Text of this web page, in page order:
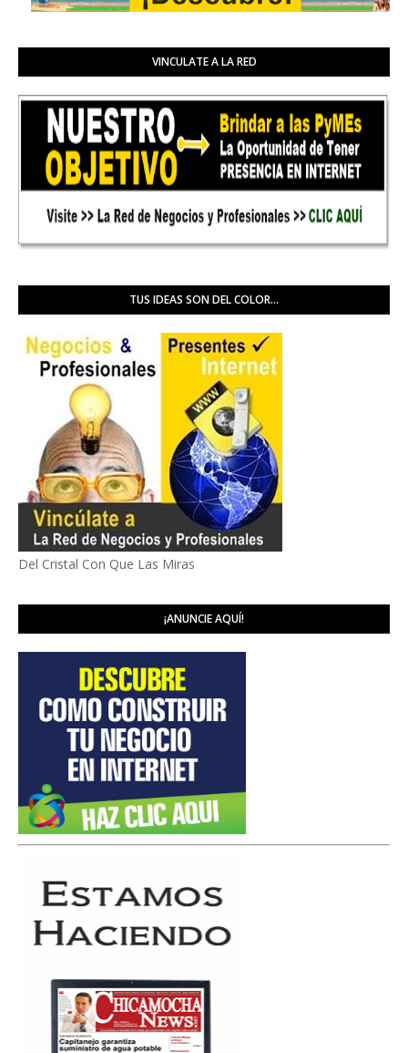
VINCULATE A LA RED
TUS IDEAS SON DEL COLOR...
Del Cristal Con Que Las Miras
¡ANUNCIE AQUÍ!